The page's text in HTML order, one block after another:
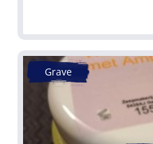
Grave